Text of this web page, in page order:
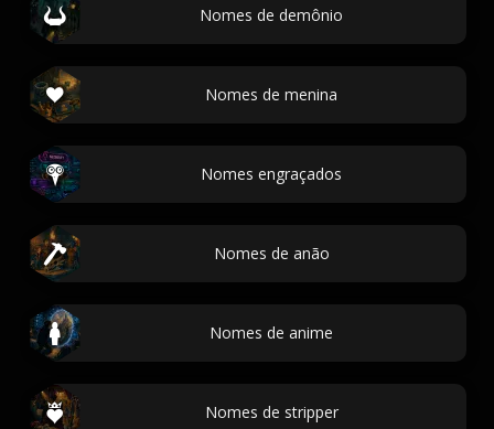
Nomes de demônio
Nomes de menina
Nomes engraçados
Nomes de anão
Nomes de anime
Nomes de stripper